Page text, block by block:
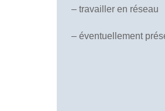
– travailler en réseau
– éventuellement